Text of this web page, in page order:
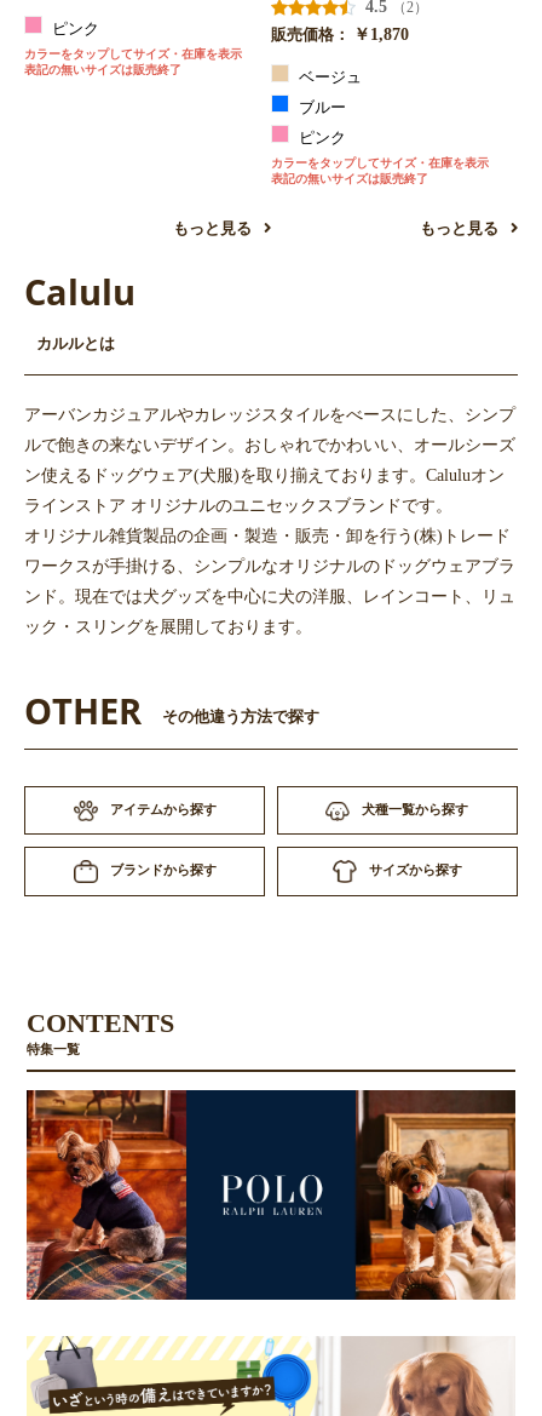
ピンク
カラーをタップしてサイズ・在庫を表示
表記の無いサイズは販売終了
もっと見る
4.5
（2）
販売価格：
￥1,870
ベージュ
ブルー
ピンク
カラーをタップしてサイズ・在庫を表示
表記の無いサイズは販売終了
もっと見る
Calulu
カルルとは
アーバンカジュアルやカレッジスタイルをべースにした、シンプ
ルで飽きの来ないデザイン。おしゃれでかわいい、オールシーズ
ン使えるドッグウェア(犬服)を取り揃えております。Caluluオン
ラインストア オリジナルのユニセックスブランドです。
オリジナル雑貨製品の企画・製造・販売・卸を行う(株)トレード
ワークスが手掛ける、シンプルなオリジナルのドッグウェアブラ
ンド。現在では犬グッズを中心に犬の洋服、レインコート、リュ
ック・スリングを展開しております。
OTHER その他違う方法で探す
アイテムから探す 犬種一覧から探す
ブランドから探す サイズから探す
CONTENTS
特集一覧